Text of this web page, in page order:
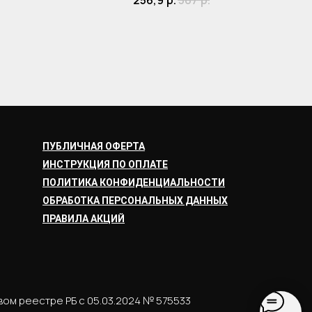
ПУБЛИЧНАЯ ОФЕРТА
ИНСТРУКЦИЯ ПО ОПЛАТЕ
ПОЛИТИКА КОНФИДЕНЦИАЛЬНОСТИ
ОБРАБОТКА ПЕРСОНАЛЬНЫХ ДАННЫХ
ПРАВИЛА АКЦИЙ
реестре РБ с 05.03.2024 № 575533